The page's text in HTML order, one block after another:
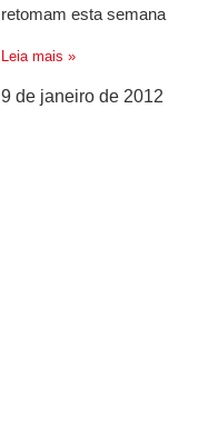
retomam esta semana
Leia mais »
9 de janeiro de 2012